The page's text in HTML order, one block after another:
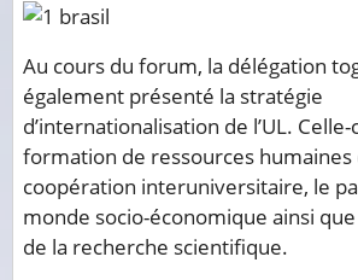
Au cours du forum, la délégation
également présenté la stratégie
d’internationalisation de l’UL. Celle-
formation de ressources humaines
coopération interuniversitaire, le
monde socio-économique ainsi
de la recherche scientifique.